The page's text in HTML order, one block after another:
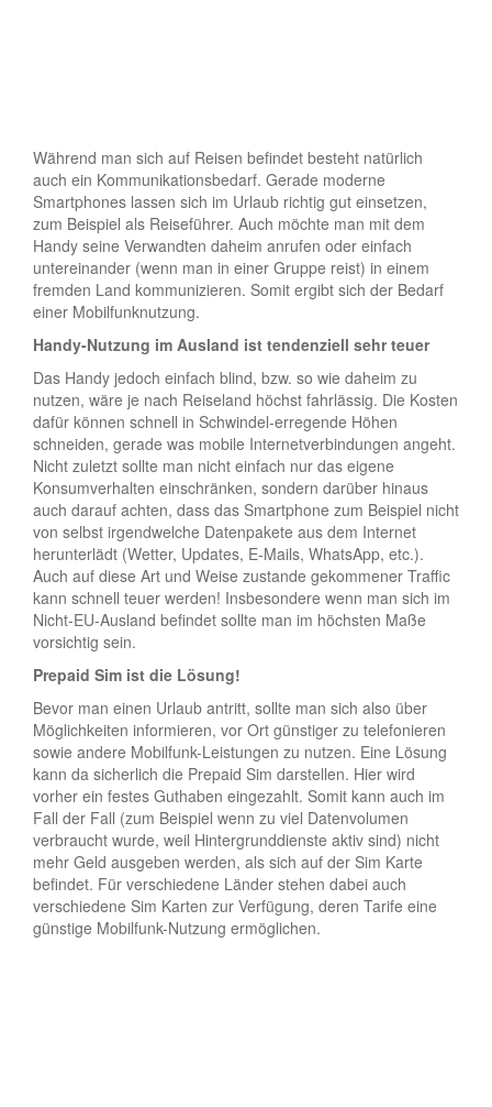
Während man sich auf Reisen befindet besteht natürlich
auch ein Kommunikationsbedarf. Gerade moderne
Smartphones lassen sich im Urlaub richtig gut einsetzen,
zum Beispiel als Reiseführer. Auch möchte man mit dem
Handy seine Verwandten daheim anrufen oder einfach
untereinander (wenn man in einer Gruppe reist) in einem
fremden Land kommunizieren. Somit ergibt sich der Bedarf
einer Mobilfunknutzung.
Handy-Nutzung im Ausland ist tendenziell sehr teuer
Das Handy jedoch einfach blind, bzw. so wie daheim zu
nutzen, wäre je nach Reiseland höchst fahrlässig. Die Kosten
dafür können schnell in Schwindel-erregende Höhen
schneiden, gerade was mobile Internetverbindungen angeht.
Nicht zuletzt sollte man nicht einfach nur das eigene
Konsumverhalten einschränken, sondern darüber hinaus
auch darauf achten, dass das Smartphone zum Beispiel nicht
von selbst irgendwelche Datenpakete aus dem Internet
herunterlädt (Wetter, Updates, E-Mails, WhatsApp, etc.).
Auch auf diese Art und Weise zustande gekommener Traffic
kann schnell teuer werden! Insbesondere wenn man sich im
Nicht-EU-Ausland befindet sollte man im höchsten Maße
vorsichtig sein.
Prepaid Sim ist die Lösung!
Bevor man einen Urlaub antritt, sollte man sich also über
Möglichkeiten informieren, vor Ort günstiger zu telefonieren
sowie andere Mobilfunk-Leistungen zu nutzen. Eine Lösung
kann da sicherlich die Prepaid Sim darstellen. Hier wird
vorher ein festes Guthaben eingezahlt. Somit kann auch im
Fall der Fall (zum Beispiel wenn zu viel Datenvolumen
verbraucht wurde, weil Hintergrunddienste aktiv sind) nicht
mehr Geld ausgeben werden, als sich auf der Sim Karte
befindet. Für verschiedene Länder stehen dabei auch
verschiedene Sim Karten zur Verfügung, deren Tarife eine
günstige Mobilfunk-Nutzung ermöglichen.